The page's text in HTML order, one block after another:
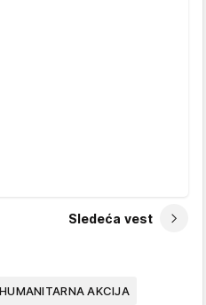
Sledeća vest
HUMANITARNA AKCIJA